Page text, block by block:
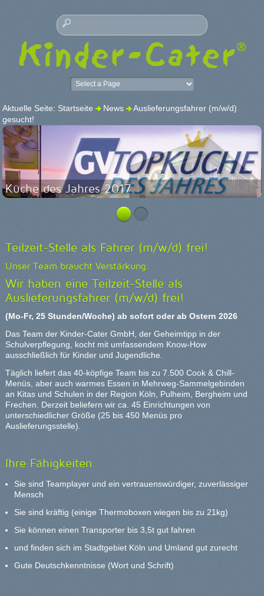
Aktuelle Seite: Startseite News
Auslieferungsfahrer (m/w/d)
gesucht!
Küche des Jahres 2017
Teilzeit-Stelle als Fahrer (m/w/d) frei!
Unser Team braucht Verstärkung:
Wir haben eine Teilzeit-Stelle als
Auslieferungsfahrer (m/w/d) frei!
(Mo-Fr, 25 Stunden/Woche) ab sofort oder ab Ostern 2026
Das Team der Kinder-Cater GmbH, der Geheimtipp in der
Schulverpflegung, kocht mit umfassendem Know-How
ausschließlich für Kinder und Jugendliche.
Täglich liefert das 40-köpfige Team bis zu 7.500 Cook & Chill-
Menüs, aber auch warmes Essen in Mehrweg-Sammelgebinden
an Kitas und Schulen in der Region Köln, Pulheim, Bergheim und
Frechen. Derzeit beliefern wir ca. 45 Einrichtungen von
unterschiedlicher Größe (25 bis 450 Menüs pro
Auslieferungsstelle).
Ihre Fähigkeiten
Sie sind Teamplayer und ein vertrauenswürdiger, zuverlässiger
Mensch
Sie sind kräftig (einige Thermoboxen wiegen bis zu 21kg)
Sie können einen Transporter bis 3,5t gut fahren
und finden sich im Stadtgebiet Köln und Umland gut zurecht
Gute Deutschkenntnisse (Wort und Schrift)